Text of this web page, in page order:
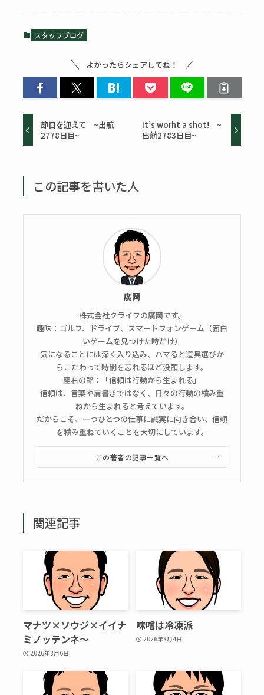
スタッフブログ
よかったらシェアしてね！
節目を迎えて ~出航
2778日目~
It’s worht a shot! ~
出航2783日目~
この記事を書いた人
廣岡
株式会社クライフの廣岡です。
趣味：ゴルフ、ドライブ、スマートフォンゲーム（面白
いゲームを見つけた時だけ）
気になることには深く入り込み、ハマると道具選びか
らこだわって時間を忘れるほど没頭します。
座右の銘：「信頼は行動から生まれる」
信頼は、言葉や肩書きではなく、日々の行動の積み重
ねから生まれると考えています。
だからこそ、一つひとつの仕事に誠実に向き合い、信頼
を積み重ねていくことを大切にしています。
この著者の記事一覧へ
関連記事
マナツ×ソウジ×イイナ
ミノッテンネ～
2026年8月6日
味噌は冷凍派
2026年8月4日